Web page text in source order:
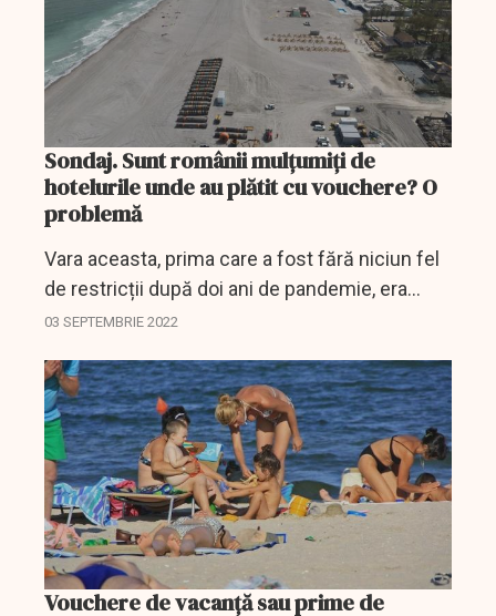
Sondaj. Sunt românii mulțumiți de
hotelurile unde au plătit cu vouchere? O
problemă
Vara aceasta, prima care a fost fără niciun fel
de restricții după doi ani de pandemie, era
așteptată cu nerabdare de reprezentanții
români au...
03 SEPTEMBRIE 2022
Vouchere de vacanță sau prime de